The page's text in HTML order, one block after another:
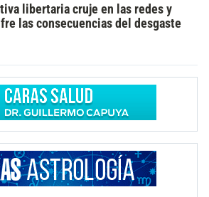
libertaria cruje en las redes y
las consecuencias del desgaste